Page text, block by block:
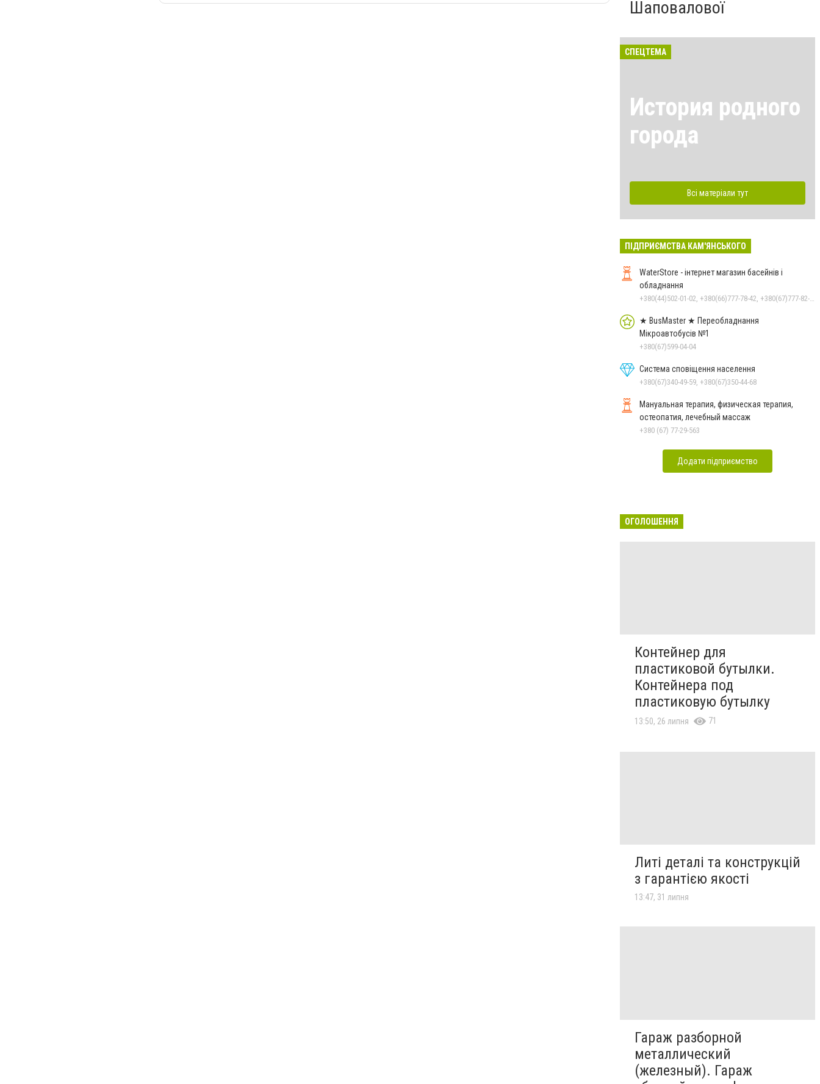
Шаповалової
СПЕЦТЕМА
История родного
города
Всі матеріали тут
ПІДПРИЄМСТВА КАМ'ЯНСЬКОГО
WaterStore - інтернет магазин басейнів і
обладнання
★ BusMaster ★ Переобладнання
Мікроавтобусів №1
+380(67)599-04-04
Система сповіщення населення
+380(67)340-49-59, +380(67)350-44-68
Мануальная терапия, физическая терапия,
остеопатия, лечебный массаж
+380 (67) 77-29-563
Додати підприємство
ОГОЛОШЕННЯ
Контейнер для
пластиковой бутылки.
Контейнера под
пластиковую бутылку
13:50, 26 липня 71
Литі деталі та конструкцій
з гарантією якості
13:47, 31 липня
Гараж разборной
металлический
(железный). Гараж